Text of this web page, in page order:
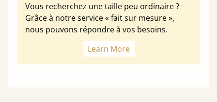
Vous recherchez une taille peu ordinaire ?
Grâce à notre service « fait sur mesure »,
nous pouvons répondre à vos besoins.
Learn More